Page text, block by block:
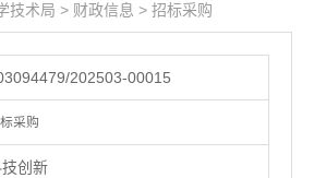
技术局 > 财政信息 > 招标采购
202503-00015
采购
创新